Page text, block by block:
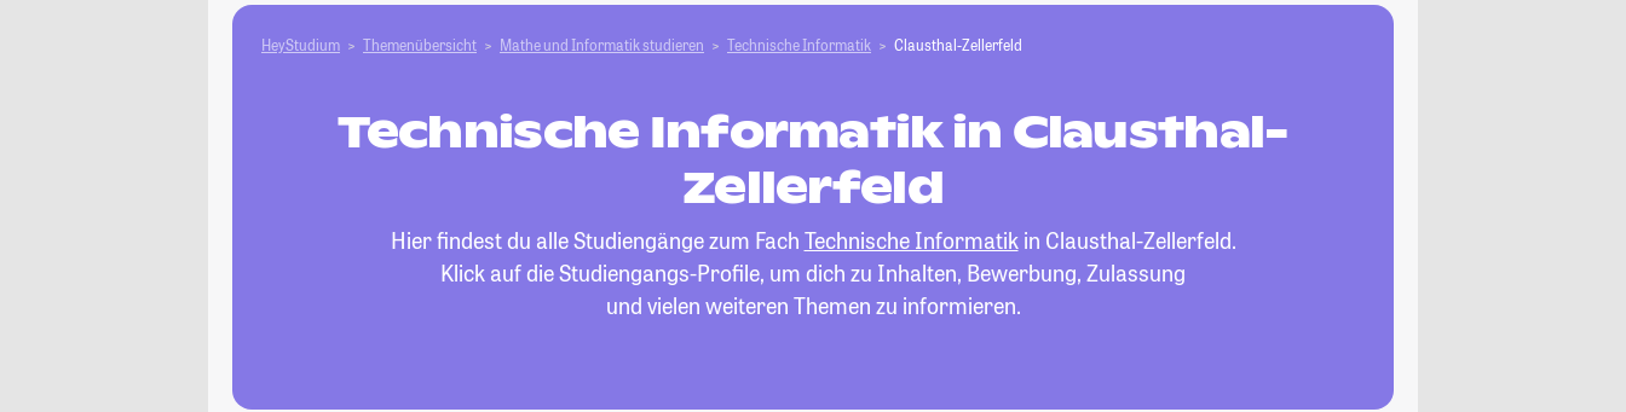
HeyStudium Themenübersicht Mathe und Informatik studieren Technische Informatik Clausthal-Zellerfeld
Technische Informatik in Clausthal-
Zellerfeld
Hier findest du alle Studiengänge zum Fach Technische Informatikin Clausthal-Zellerfeld.
Klick auf die Studiengangs-Profile, um dich zu Inhalten, Bewerbung, Zulassung
und vielen weiteren Themen zu informieren.